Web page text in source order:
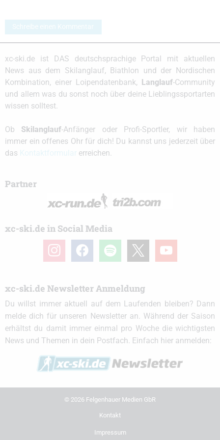
Schreibe einen Kommentar
xc-ski.de ist DAS deutschsprachige Portal mit aktuellen
News aus dem Skilanglauf, Biathlon und der Nordischen
Kombination, einer Loipendatenbank, Langlauf-Community
und allem was du sonst noch über deine Lieblingssportarten
wissen solltest.
Ob Skilanglauf-Anfänger oder Profi-Sportler, wir haben
immer ein offenes Ohr für dich! Du kannst uns jederzeit über
das
erreichen.
Partner
xc-ski.de in Social Media
instagramfacebook spotify youtube
xc-ski.de Newsletter Anmeldung
Du willst immer aktuell auf dem Laufenden bleiben? Dann
melde dich für unseren Newsletter an. Während der Saison
erhältst du damit immer einmal pro Woche die wichtigsten
News und Themen in dein Postfach. Einfach hier anmelden:
© 2026 Felgenhauer Medien GbR
Kontakt
Impressum